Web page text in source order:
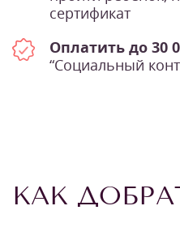
сертификат
Оплатить до 30
“Социальный
КАК